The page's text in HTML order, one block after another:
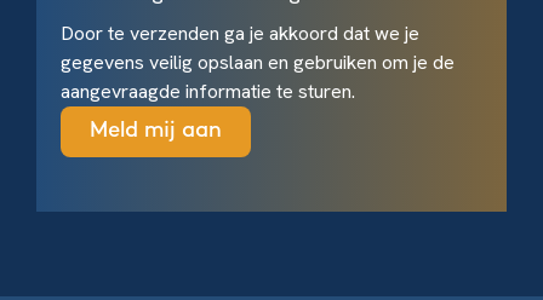
Door te verzenden ga je akkoord dat we je
gegevens veilig opslaan en gebruiken om je de
aangevraagde informatie te sturen.